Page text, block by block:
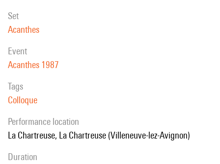
set
Acanthes
event
Acanthes 1987
Tags
Colloque
performance location
La Chartreuse, La Chartreuse (Villeneuve-lez-Avignon)
duration